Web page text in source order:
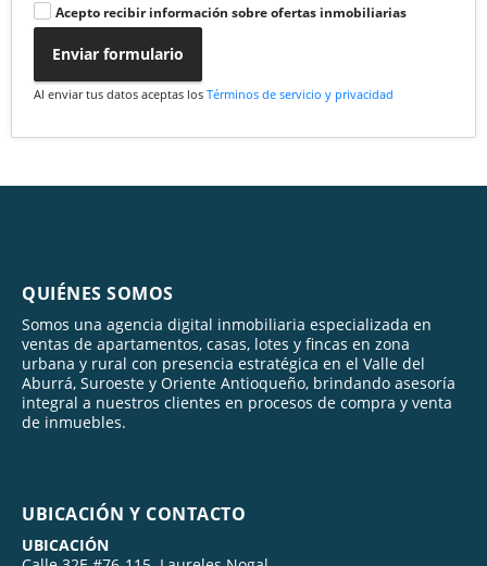
Acepto recibir información sobre ofertas inmobiliarias
Enviar formulario
Al enviar tus datos aceptas los Términos de servicio y privacidad
QUIÉNES SOMOS
Somos una agencia digital inmobiliaria especializada en
ventas de apartamentos, casas, lotes y fincas en zona
urbana y rural con presencia estratégica en el Valle del
Aburrá, Suroeste y Oriente Antioqueño, brindando asesoría
integral a nuestros clientes en procesos de compra y venta
de inmuebles.
UBICACIÓN Y CONTACTO
UBICACIÓN